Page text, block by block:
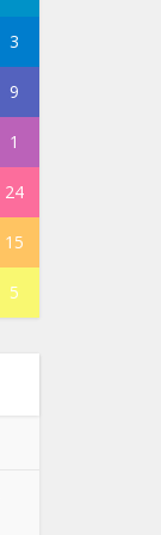
3
9
1
24
15
5